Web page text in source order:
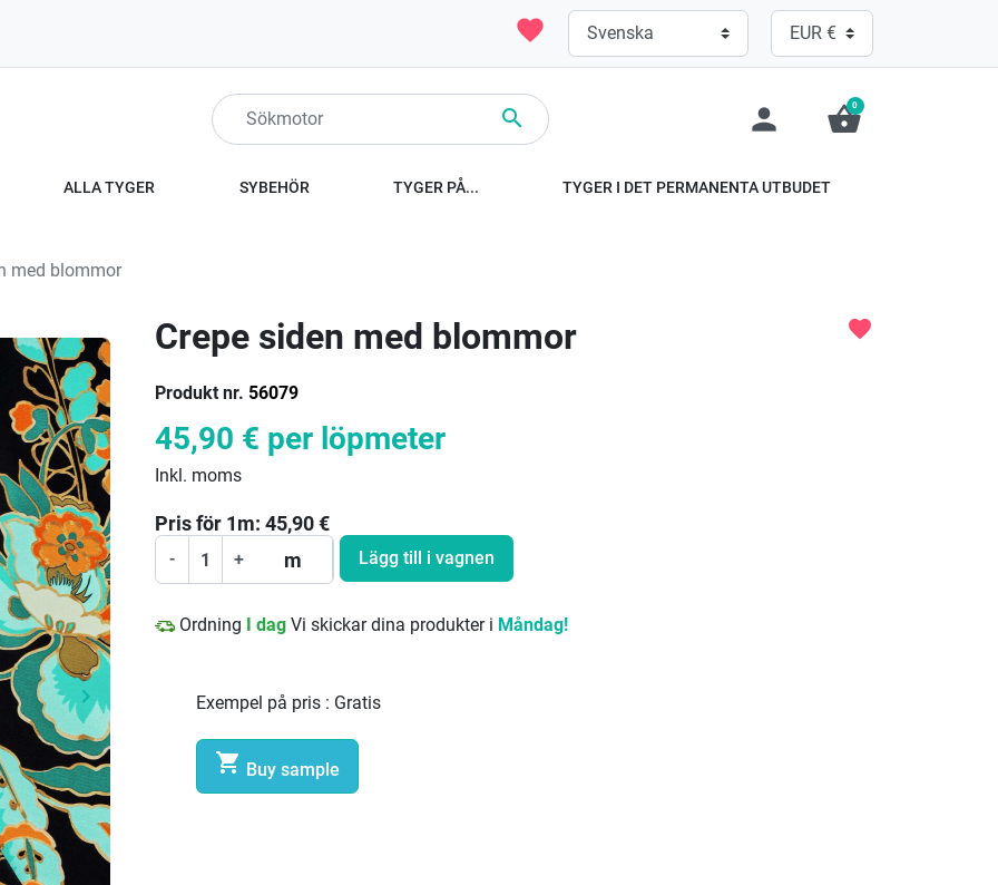
favorite
 person shopping_basket
0
ALLA TYGER SYBEHÖR TYGER PÅ... TYGER I DET PERMANENTA UTBUDET
med blommor
Nästa
keyboard_arrow_right
Crepe siden med blommor
Produkt nr. 56079
favorite
45,90 € per löpmeter
Inkl. moms
Pris för 1m: 45,90€
- + m Lägg till i vagnen
Ordning I dag Vi skickar dina produkter i Måndag!
Exempel på pris : Gratis
 Buy sample